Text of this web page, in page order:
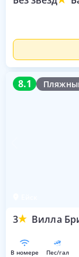
8.1
3 Вилла
8.1
в номере пес/гал